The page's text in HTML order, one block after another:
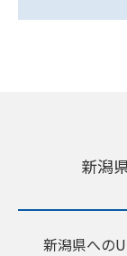
新潟
新潟県への